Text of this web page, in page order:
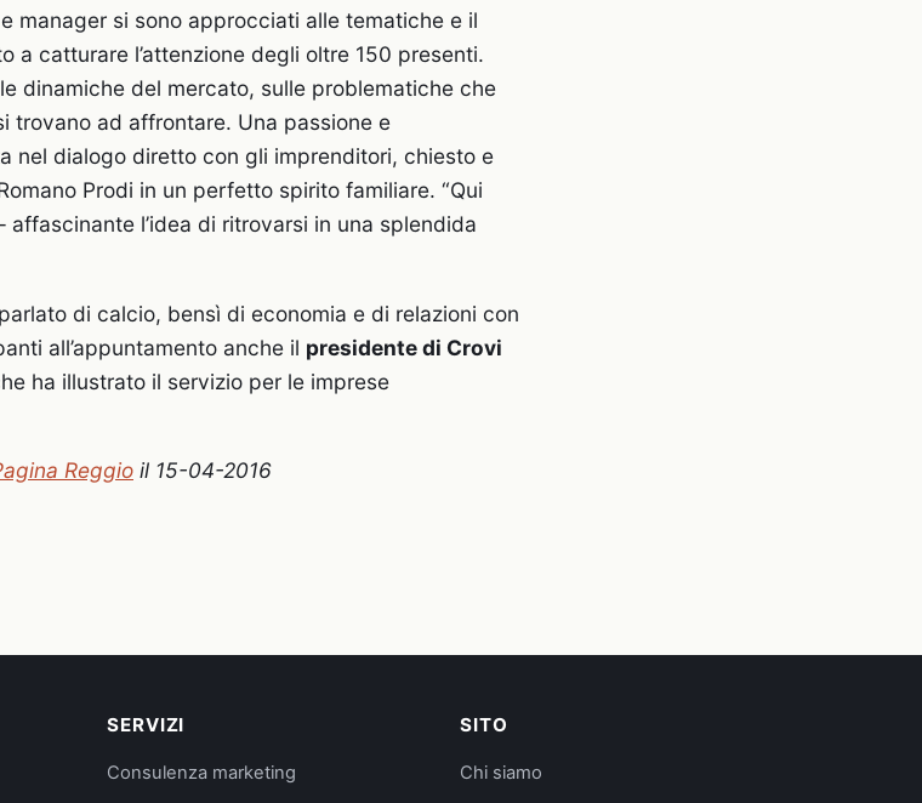
manager si sono approcciati alle tematiche e il
a catturare l’attenzione degli oltre 150 presenti.
dinamiche del mercato, sulle problematiche che
trovano ad affrontare. Una passione e
nel dialogo diretto con gli imprenditori, chiesto e
Prodi in un perfetto spirito familiare. “Qui
affascinante l’idea di ritrovarsi in una splendida
di calcio, bensì di economia e di relazioni con
all’appuntamento anche il presidente di Crovi
ha illustrato il servizio per le imprese
Reggio il 15-04-2016
SERVIZI
Consulenza marketing
SITO
Chi siamo